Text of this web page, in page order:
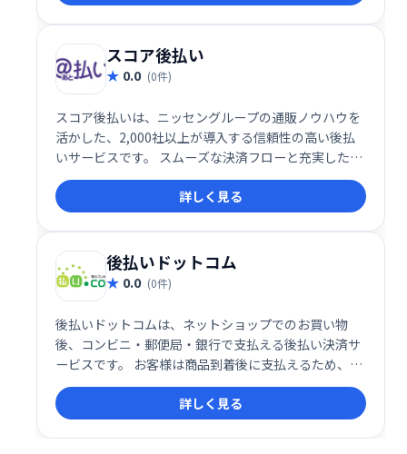
スコア後払い
0.0 (0件)
スコア後払いは、ニッセングループの通販ノウハウを
活かした、2,000社以上が導入する信頼性の高い後払
いサービスです。 スムーズな決済フローと充実したサ
ポート体制で、お客様と企業の双方にとって快適なシ
ョッピング体験を提供します。 導入企業様は売上拡大
と顧客満足度向上を実現できます。
詳しく見る
後払いドットコム
0.0 (0件)
後払いドットコムは、ネットショップでのお買い物
後、コンビニ・郵便局・銀行で支払える後払い決済サ
ービスです。 お客様は商品到着後に支払えるため、利
便性向上に繋がります。事業者様は、業務負担や未回
収リスクを軽減し、手軽に導入できる点がメリットで
す。 リスクフリーで、安心して後払い決済システムを
導入いただけます。 売上拡大と顧客満足度向上を目指
詳しく見る